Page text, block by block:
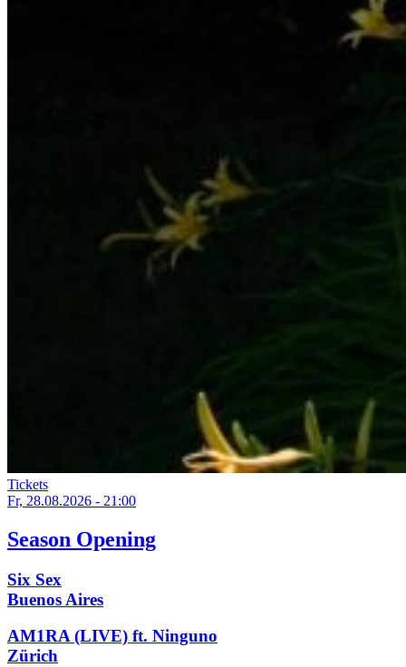
Tickets
Fr, 28.08.2026 - 21:00
Season Opening
Six Sex
Buenos Aires
AM1RA (LIVE) ft. Ninguno
Zürich